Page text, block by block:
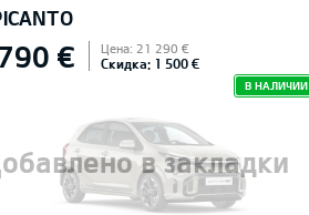
в закладки
€ Цена: 21 290 €
Скидка: 1 500 €
В НАЛИЧИИ